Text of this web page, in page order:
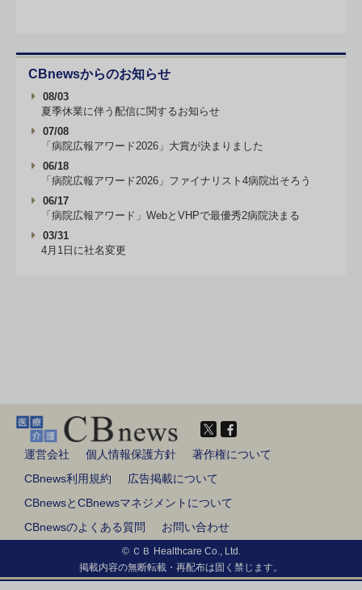
CBnewsからのお知らせ
08/03
夏季休業に伴う配信に関するお知らせ
07/08
「病院広報アワード2026」大賞が決まりました
06/18
「病院広報アワード2026」ファイナリスト4病院出そろう
06/17
「病院広報アワード」WebとVHPで最優秀2病院決まる
03/31
4月1日に社名変更
運営会社 個人情報保護方針
著作権について
CBnews利用規約
広告掲載について
CBnewsとCBnewsマネジメントについて
CBnewsのよくある質問
お問い合わせ
© ＣＢ Healthcare Co., Ltd.
掲載内容の無断転載・再配布は固く禁じます。